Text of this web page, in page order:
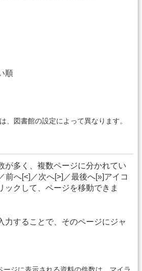
順
、図書館の設定によって異なります。
が多く、複数ページに分かれてい
前へ[<]／次へ[>]／最後へ[»]アイコ
ックして、ページを移動できま
力することで、そのページにジャ